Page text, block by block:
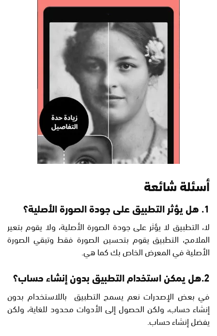
أسئلة شائعة
1. هل يؤثر التطبيق على جودة الصورة الأصلية؟
لا، التطبيق لا يؤثر على جودة الصورة الأصلية، ولا يقوم بتعير
الملامح، التطبيق يقوم بتحسين الصورة فقط وتبقي الصورة
الأصلية في المعرض الخاص بك كما هي.
2.هل يمكن استخدام التطبيق بدون إنشاء حساب؟
في بعض الإصدرات نعم يسمح التطبيق باللاستخدام بدون
إنشاء حساب، ولكن الحصول إلى الأدوات محدود للغاية، ولكن
يفضل إنشاء حساب.